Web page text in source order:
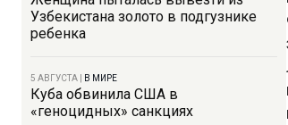
Узбекистана золото в подгузнике
ребенка
5 АВГУСТА В МИРЕ
Куба обвинила США в
«геноцидных» санкциях